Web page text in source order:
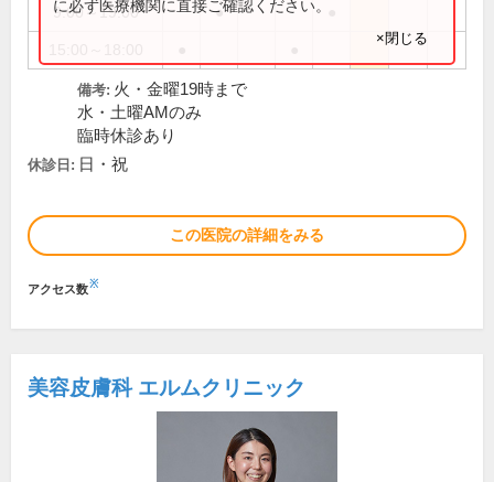
9:00～19:00 ●
に必ず医療機関に直接ご確認ください。
×閉じる
備考: 火・金曜19時まで
水・土曜AMのみ
臨時休診あり
休診日: 日・祝
この医院の詳細をみる
アクセス数※
美容皮膚科 エルムクリニック